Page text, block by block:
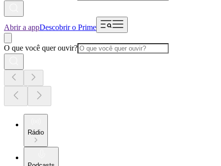
Abrir a appDescobrir o Prime
O que você quer ouvir?
Rádio